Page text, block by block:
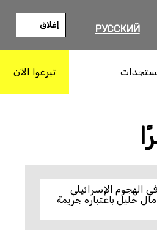
РУССКИЙ إغلاق
تبرعوا الآن
الهجوم الإسرائيلي
خليل باعتباره جريمة